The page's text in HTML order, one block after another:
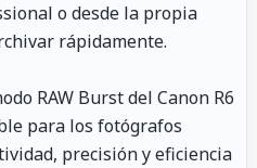
o desde la propia
rápidamente.
RAW Burst del Canon R6
para los fotógrafos
precisión y eficiencia